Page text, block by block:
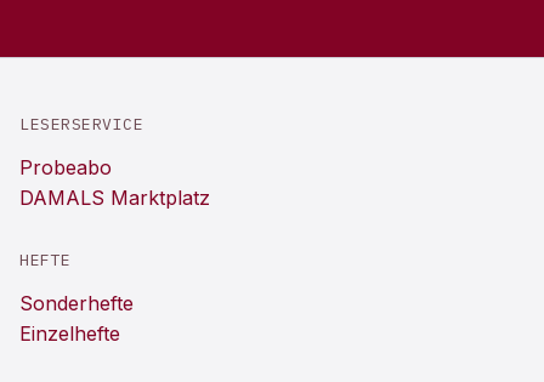
LESERSERVICE
Probeabo
DAMALS Marktplatz
HEFTE
Sonderhefte
Einzelhefte